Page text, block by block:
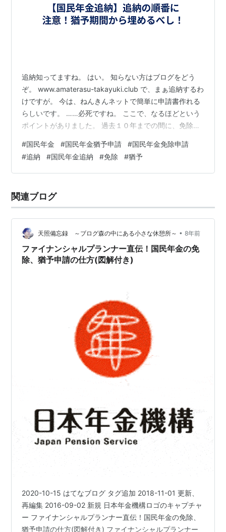
追納知ってますね。 はい。 知らない方はブログをどう
ぞ。 www.amaterasu-takayuki.club で、まぁ追納するわ
けですが。 今は、ねんきんネットで簡単に申請書作れる
らしいです。 ……必死ですね。 ここで、なるほどという
ポイントがありました。 過去１０年までの間に、免除と
が、厳密には違うそうです。 免除と猶予は分けて考える
必要があるようです。 これ重要です。 ポイントです。
免除は曲がりなりにも納めたという形になります。 猶予
ら埋める必要があります。 以下、ねんきんネットの…
#国民年金 #国民年金猶予申請 #国民年金免除申請
#追納 #国民年金追納 #免除 #猶予
関連ブログ
天照備忘録 ～ブログ森の中にある小さな休憩所～ • 8年前
ファイナンシャルプランナー直伝！国民年金の免
除、猶予申請の仕方(図解付き)
2020-10-15 はてなブログ タグ追加 2018-11-01 更新、
再編集 2016-09-02 新規 日本年金機構ロゴのキャプチャ
ー ファイナンシャルプランナー直伝！国民年金の免除、
猶予申請の仕方(図解付き) ファイナンシャルプランナー